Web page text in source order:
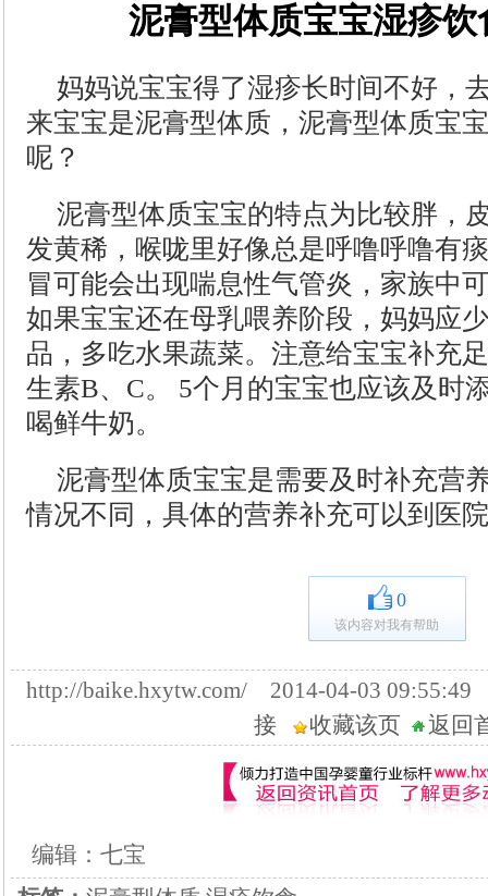
泥膏型体质宝宝湿疹饮
妈妈说宝宝得了湿疹长时间不好，
来宝宝是泥膏型体质，泥膏型体质宝
呢？
泥膏型体质宝宝的特点为比较胖，
发黄稀，喉咙里好像总是呼噜呼噜有
冒可能会出现喘息性气管炎，家族中
如果宝宝还在母乳喂养阶段，妈妈应
品，多吃水果蔬菜。注意给宝宝补充
生素B、C。 5个月的宝宝也应该及时
喝鲜牛奶。
泥膏型体质宝宝是需要及时补充营
情况不同，具体的营养补充可以到医
0
该内容对我有帮助
http://baike.hxytw.com/ 2014-04-03
接
收藏该页 返回
编辑：七宝